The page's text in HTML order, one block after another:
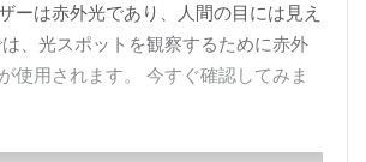
ーは赤外光であり、人間の目には見え
、光スポットを観察するために赤外
使用されます。 今すぐ確認してみま